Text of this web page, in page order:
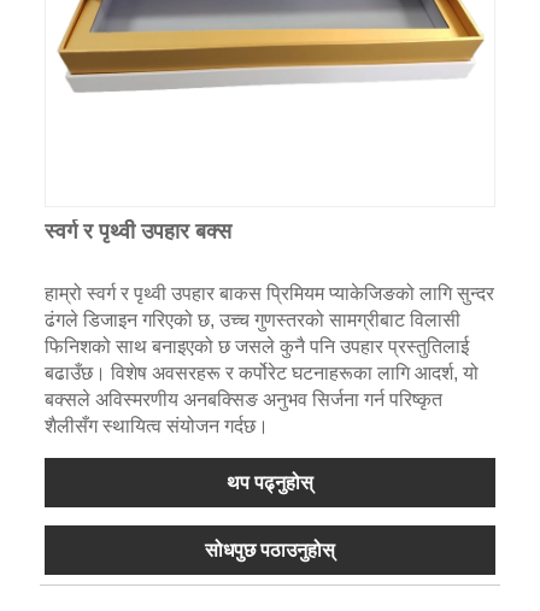
स्वर्ग र पृथ्वी उपहार बक्स
हाम्रो स्वर्ग र पृथ्वी उपहार बाकस प्रिमियम प्याकेजिङको लागि सुन्दर
ढंगले डिजाइन गरिएको छ, उच्च गुणस्तरको सामग्रीबाट विलासी
फिनिशको साथ बनाइएको छ जसले कुनै पनि उपहार प्रस्तुतिलाई
बढाउँछ। विशेष अवसरहरू र कर्पोरेट घटनाहरूका लागि आदर्श, यो
बक्सले अविस्मरणीय अनबक्सिङ अनुभव सिर्जना गर्न परिष्कृत
शैलीसँग स्थायित्व संयोजन गर्दछ।
थप पढ्नुहोस्
सोधपुछ पठाउनुहोस्